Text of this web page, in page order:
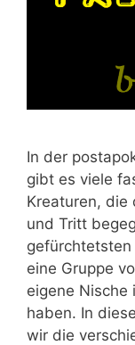
In der
gibt es viele
Kreaturen, die
und Tritt
eine Gruppe
eigene Nische
haben. In
wir die